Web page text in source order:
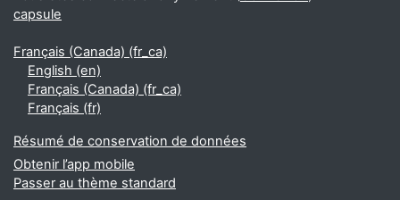
capsule
Français (Canada) ‎(fr_ca)‎
English ‎(en)‎
Français (Canada) ‎(fr_ca)‎
Français ‎(fr)‎
Résumé de conservation de données
Obtenir l’app mobile
Passer au thème standard